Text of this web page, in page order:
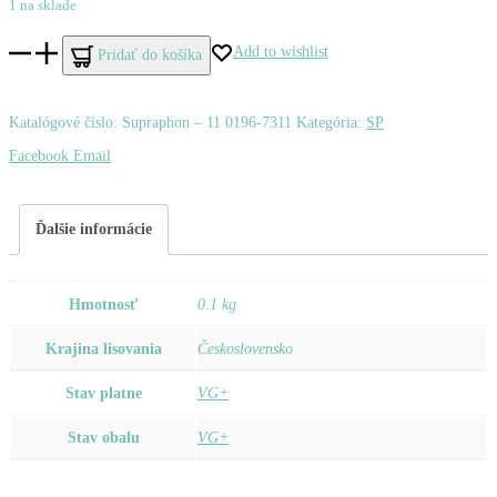
1 na sklade
množstvo
–
Wonderful
Everything's
Coming
Pridať do košíka Add to wishlist
Katalógové číslo: Supraphon ‎– 11 0196-7311 Kategória: SP
Zdieľať
Facebook Email
Ďalšie informácie
Hmotnosť 0.1 kg
Krajina lisovania Československo
Stav platne VG+
Stav obalu VG+